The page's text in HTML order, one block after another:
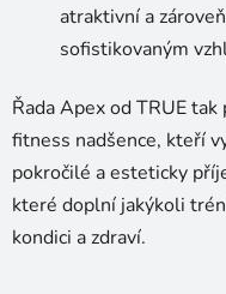
atraktivní a
sofistikovaným
Řada Apex od TRUE
fitness nadšence, kteří
pokročilé a esteticky
které doplní jakýkoli
kondici a zdraví.